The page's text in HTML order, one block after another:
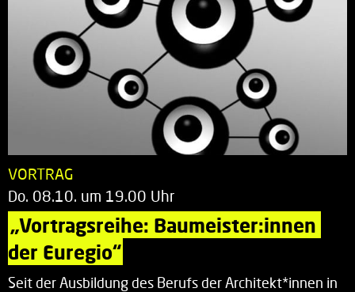
VORTRAG
Do. 08.10. um 19.00 Uhr
„Vortragsreihe: Baumeister:innen
der Euregio“
Seit der Ausbildung des Berufs der Architekt*innen in